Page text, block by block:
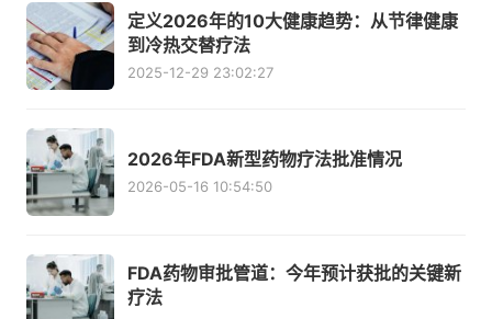
定义2026年的10大健康趋势：从节律健康
到冷热交替疗法
2025-12-29 23:02:27
2026年FDA新型药物疗法批准情况
2026-05-16 10:54:50
FDA药物审批管道：今年预计获批的关键新
疗法